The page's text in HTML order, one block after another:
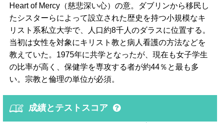
Heart of Mercy（慈悲深い心）の意。ダブリンから移民し
たシスターらによって設立された歴史を持つ小規模なキ
リスト系私立大学で、人口約8千人のダラスに位置する。
当初は女性を対象にキリスト教と病人看護の方法などを
教えていた。1975年に共学となったが、現在も女子学生
の比率が高く、保健学を専攻する者が約44％と最も多
い。宗教と倫理の単位が必須。
成績とテストスコア